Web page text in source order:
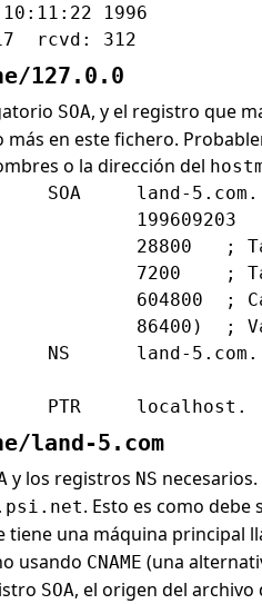
1996
127.0.0
SOA, y el registro que
en este fichero.
o la dirección del
land-5.com.
199609203
28800   ;
7200    ;
604800  ;
86400)  ;
NS      land-5.com.
land-5.com
y los registros NS
. Esto es como
tiene una máquina principal
usando CNAME (una
SOA, el origen del archivo